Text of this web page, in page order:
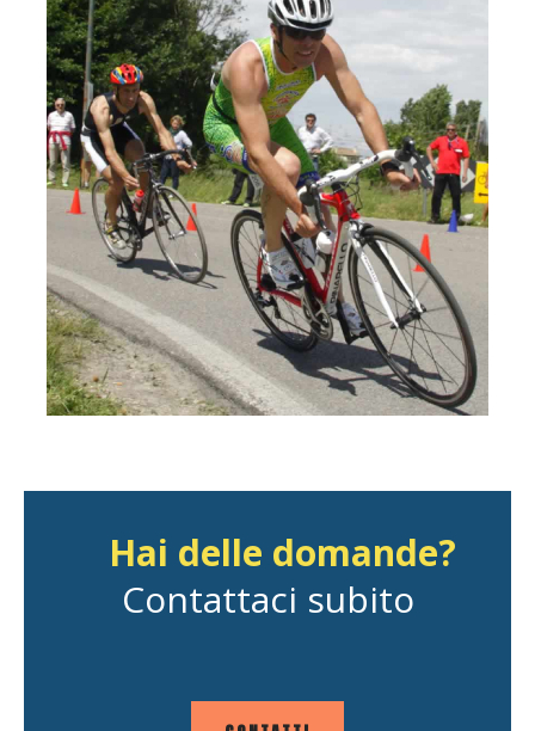
Hai delle domande?
Contattaci subito